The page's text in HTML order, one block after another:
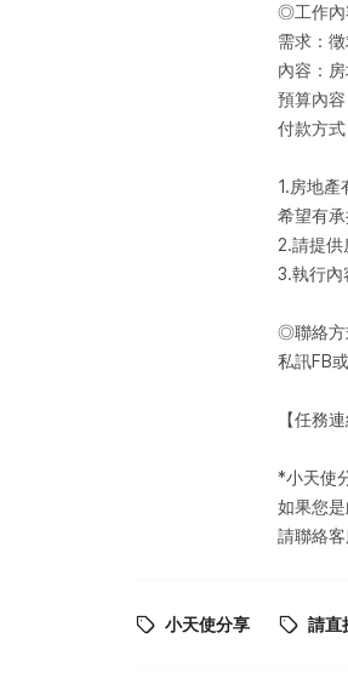
◎工作內
需求：
內容：
預算內
付款方
1.房地產
希望有
2.請提
3.執行內
◎聯絡方
私訊FB
【任務
*小天使
如果您
請聯絡
小天使分享 請直